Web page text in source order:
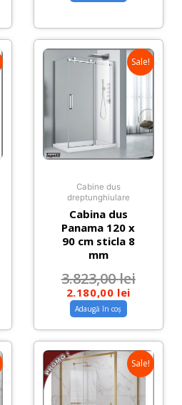
Sale!
Cabine dus
dreptunghiulare
Cabina dus
Panama 120 x
90 cm sticla 8
mm
3.823,00lei
2.180,00 lei
Adaugă în coș
Sale!